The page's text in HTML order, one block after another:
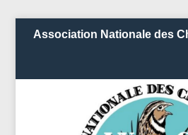
Association Nationale des